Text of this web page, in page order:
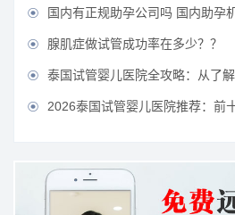
 国内有正规助孕公司吗 国内助孕
 腺肌症做试管成功率在多少？？
 泰国试管婴儿医院全攻略：从了
 2026泰国试管婴儿医院推荐：前